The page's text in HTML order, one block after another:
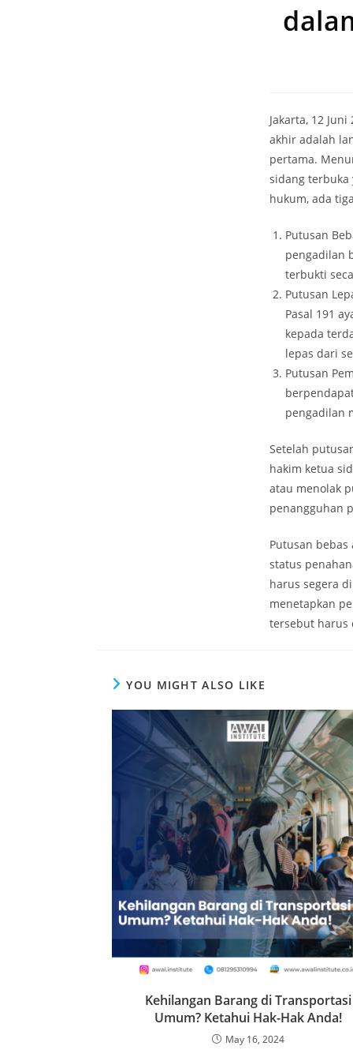
Jakarta, 12
akhir adalah
pertama.
sidang terbuka
hukum, ada
Putusan
pengadilan
terbukti
Putusan
Pasal 191
kepada
lepas dari
Putusan
pengadilan
Setelah
hakim ketua
atau menolak
penangguhan
Putusan
status
harus segera
menetapkan
tersebut harus
YOU MIGHT ALSO LIKE
Kehilangan Barang di Transportasi
Umum? Ketahui Hak-Hak Anda!
May 16, 2024